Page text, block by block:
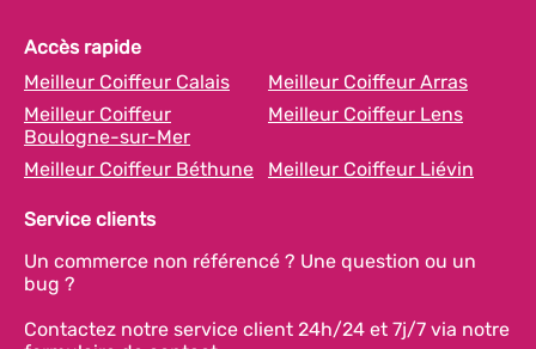
Accès rapide
Meilleur Coiffeur Calais
Meilleur Coiffeur Arras
Meilleur Coiffeur
Boulogne-sur-Mer
Meilleur Coiffeur Lens
Meilleur Coiffeur Béthune Meilleur Coiffeur Liévin
Service clients
Un commerce non référencé ? Une question ou un
bug ?
Contactez notre service client 24h/24 et 7j/7 via notre